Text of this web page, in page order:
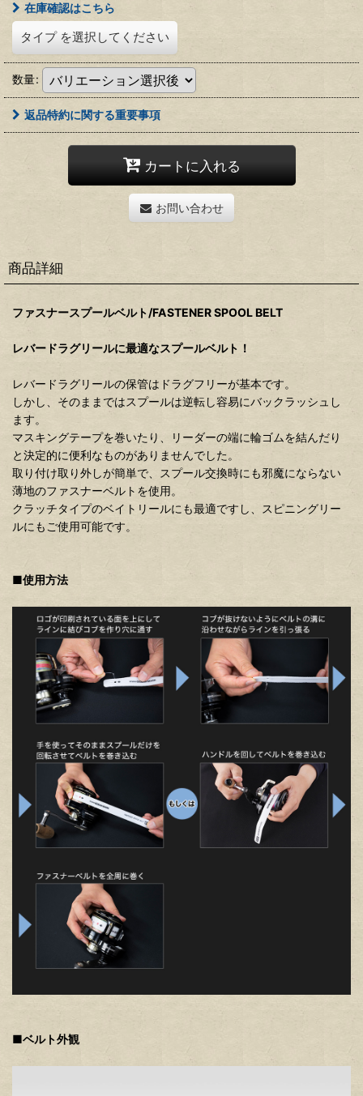
在庫確認はこちら
タイプ を選択してください
数量:
返品特約に関する重要事項
カートに入れる
お問い合わせ
商品詳細
ファスナースプールベルト/FASTENER SPOOL BELT
レバードラグリールに最適なスプールベルト！
レバードラグリールの保管はドラグフリーが基本です。
しかし、そのままではスプールは逆転し容易にバックラッシュし
ます。
マスキングテープを巻いたり、リーダーの端に輪ゴムを結んだり
と決定的に便利なものがありませんでした。
取り付け取り外しが簡単で、スプール交換時にも邪魔にならない
薄地のファスナーベルトを使用。
クラッチタイプのベイトリールにも最適ですし、スピニングリー
ルにもご使用可能です。
■使用方法
■ベルト外観